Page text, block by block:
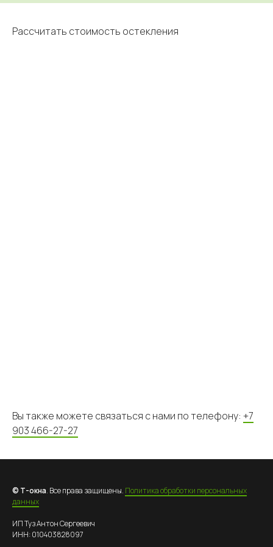
Рассчитать стоимость остекления
Вы также можете связаться с нами по телефону: +7
903 466-27-27
© Т-окна. Все права защищены. Политика обработки персональных
данных
ИП Туз Антон Сергеевич
ИНН: 010403828097